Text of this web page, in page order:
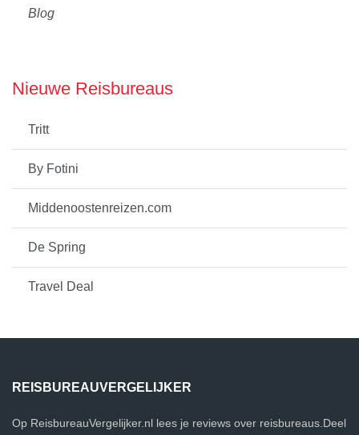
Blog
Nieuwe Reisbureaus
Tritt
By Fotini
Middenoostenreizen.com
De Spring
Travel Deal
REISBUREAUVERGELIJKER
Op ReisbureauVergelijker.nl lees je reviews over reisbureaus.Deel